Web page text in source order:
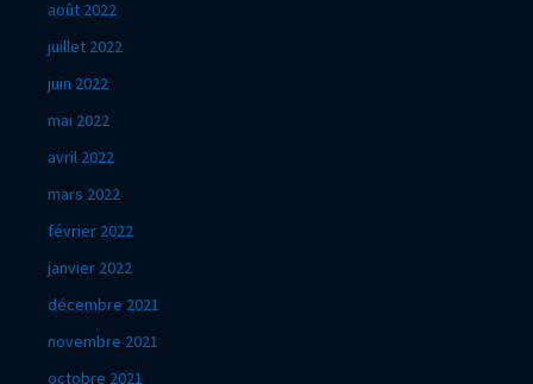
août 2022
juillet 2022
juin 2022
mai 2022
avril 2022
mars 2022
février 2022
janvier 2022
décembre 2021
novembre 2021
octobre 2021